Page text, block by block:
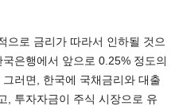
으로 금리가 따라서 인하될 것으
은행에서 앞으로 0.25% 정도의
러면, 한국에 국채금리와 대출
, 투자자금이 주식 시장으로 유